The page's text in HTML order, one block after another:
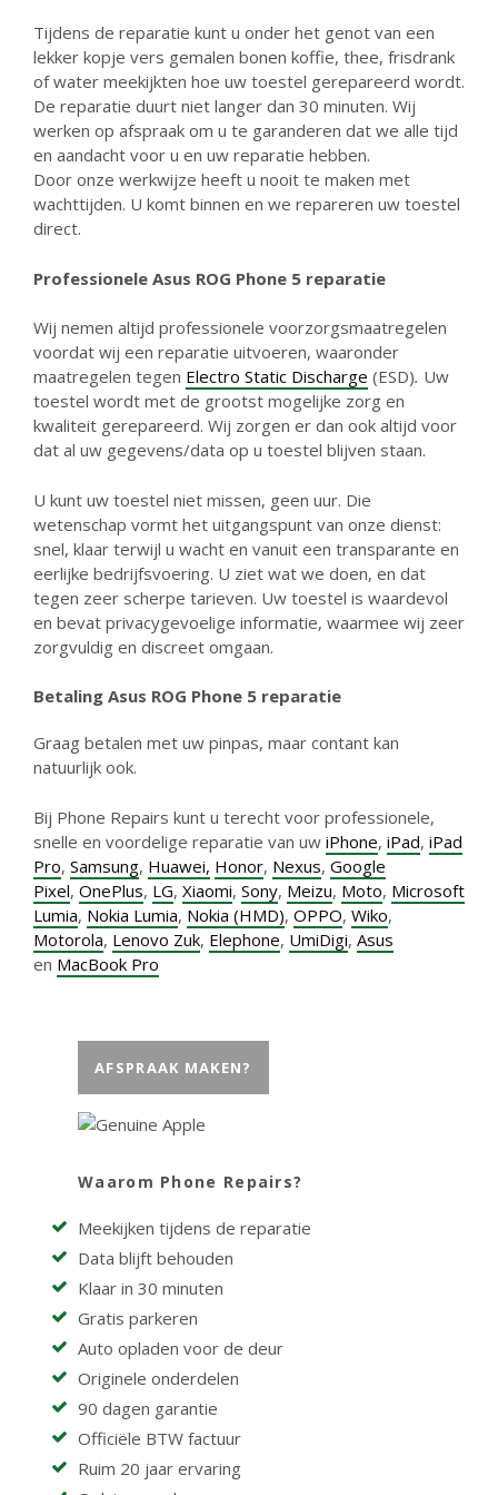
Tijdens de reparatie kunt u onder het genot van een
lekker kopje vers gemalen bonen koffie, thee, frisdrank
of water meekijkten hoe uw toestel gerepareerd wordt.
De reparatie duurt niet langer dan 30 minuten. Wij
werken op afspraak om u te garanderen dat we alle tijd
en aandacht voor u en uw reparatie hebben.
Door onze werkwijze heeft u nooit te maken met
wachttijden. U komt binnen en we repareren uw toestel
direct.
Professionele Asus ROG Phone 5 reparatie
Wij nemen altijd professionele voorzorgsmaatregelen
voordat wij een reparatie uitvoeren, waaronder
maatregelen tegen Electro Static Discharge (ESD). Uw
toestel wordt met de grootst mogelijke zorg en
kwaliteit gerepareerd. Wij zorgen er dan ook altijd voor
dat al uw gegevens/data op u toestel blijven staan.
U kunt uw toestel niet missen, geen uur. Die
wetenschap vormt het uitgangspunt van onze dienst:
snel, klaar terwijl u wacht en vanuit een transparante en
eerlijke bedrijfsvoering. U ziet wat we doen, en dat
tegen zeer scherpe tarieven. Uw toestel is waardevol
en bevat privacygevoelige informatie, waarmee wij zeer
zorgvuldig en discreet omgaan.
Betaling Asus ROG Phone 5 reparatie
Graag betalen met uw pinpas, maar contant kan
natuurlijk ook.
Bij Phone Repairs kunt u terecht voor professionele,
snelle en voordelige reparatie van uw iPhone, iPad, iPad
Pro, Samsung, Huawei, Honor, Nexus, Google
Pixel, OnePlus, LG, Xiaomi, Sony, Meizu, Moto, Microsoft
Lumia, Nokia Lumia, Nokia (HMD), OPPO, Wiko,
Motorola, Lenovo Zuk, Elephone, UmiDigi, Asus
en MacBook Pro
AFSPRAAK MAKEN?
Waarom Phone Repairs?
Meekijken tijdens de reparatie
Data blijft behouden
Klaar in 30 minuten
Gratis parkeren
Auto opladen voor de deur
Originele onderdelen
90 dagen garantie
Officiële BTW factuur
Ruim 20 jaar ervaring